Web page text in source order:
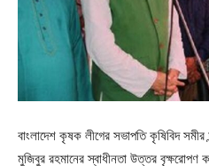
বাংলাদেশ কৃষক লীগের সভাপতি কৃষিবিদ সমীর
মুজিবুর রহমানের স্বাধীনতা উত্তর